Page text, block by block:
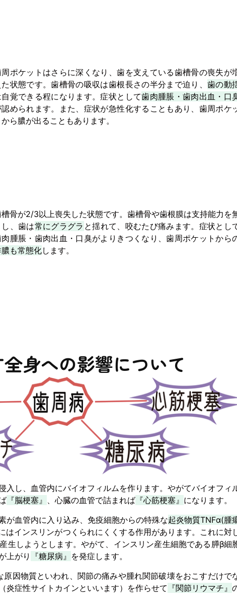
ポケットはさらに深くなり、歯を支えている歯槽骨の喪失が
た状態です。歯槽骨の吸収は歯根長さの半分まで迫り、 歯の動
自覚できる程になります。症状として歯肉腫脹・歯肉出血・口
認められます。また、症状が急性化することもあり、歯周ポケ
から膿が出ることもあります。
骨が2/3以上喪失した状態です。歯槽骨や歯根膜は支持能力を
し、歯は常にグラグラ と揺れて、咬むたび痛みます。症状とし
腫脹・歯肉出血・口臭がよりきつくなり、歯周ポケットから
も常態化します。
身への影響について
入し、血管内にバイオフィルムを作ります。やがてバイオフィ
『脳梗塞』 、心臓の血管で詰まれば 『心筋梗塞』 になります。
が血管内に入り込み、免疫細胞からの特殊な起炎物質TNFα(腫
はインスリンがつくられにくくする作用があります。これに対
生しようとします。やがて、インスリン産生細胞である膵β細
上がり
『糖尿病』 を発症します。
原因物質といわれ、関節の痛みや腫れ関節破壊をおこすだけで
炎症性サイトカインといいます）を作らせて 『関節リウマチ』